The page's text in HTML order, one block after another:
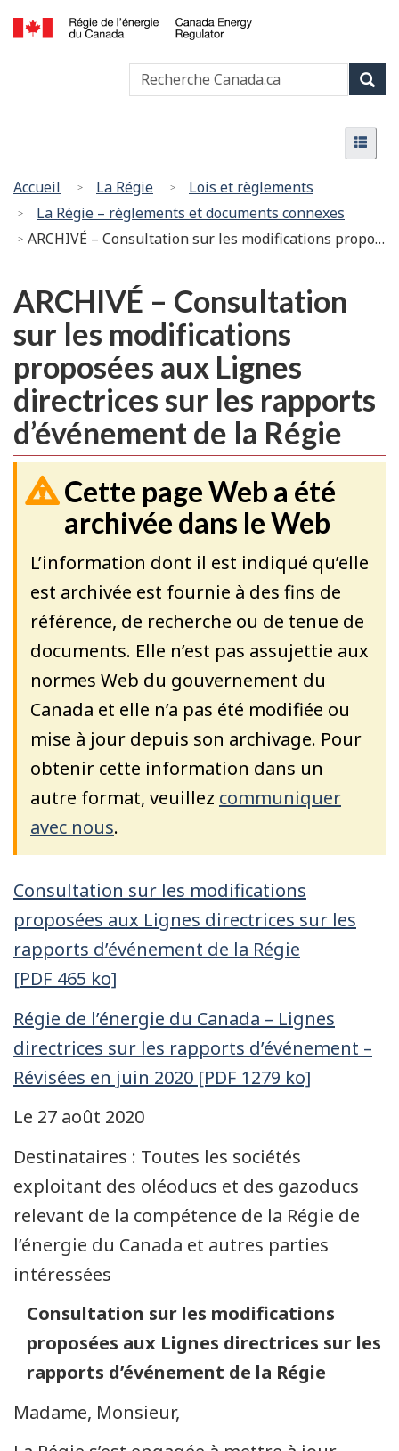
Passer
au
contenu
principal
Version
HTML
simplifiée
l’énergie
du
Canada
Vous
êtes
ici
Accueil La Régie
Lois et règlements
La Régie – règlements et documents connexes
ARCHIVÉ – Consultation sur les modifications proposées aux Lignes directrices sur les rapports d’événement de la Régie
ARCHIVÉ – Consultation
sur les modifications
proposées aux Lignes
directrices sur les rapports
d’événement de la Régie
Cette page Web a été
archivée dans le Web
L’information dont il est indiqué qu’elle
est archivée est fournie à des fins de
référence, de recherche ou de tenue de
documents. Elle n’est pas assujettie aux
normes Web du gouvernement du
Canada et elle n’a pas été modifiée ou
mise à jour depuis son archivage. Pour
obtenir cette information dans un
autre format, veuillez communiquer
avec nous.
Consultation sur les modifications
proposées aux Lignes directrices sur les
rapports d’événement de la Régie
[PDF 465 ko]
Régie de l’énergie du Canada – Lignes
directrices sur les rapports d’événement –
Révisées en juin 2020 [PDF 1279 ko]
Le 27 août 2020
Destinataires : Toutes les sociétés
exploitant des oléoducs et des gazoducs
relevant de la compétence de la Régie de
l’énergie du Canada et autres parties
intéressées
Consultation sur les modifications
proposées aux Lignes directrices sur les
rapports d’événement de la Régie
Madame, Monsieur,